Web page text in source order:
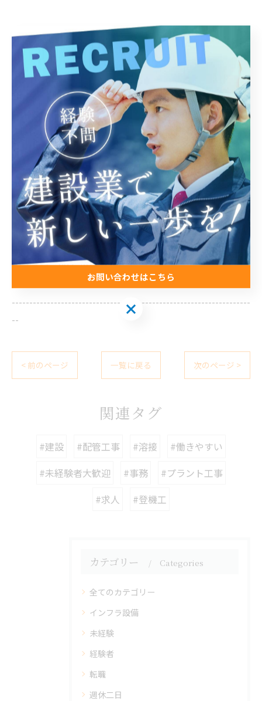
--------------------------------------------------------------------
--
株式会社登機工
住所 : 福岡県遠賀郡水巻町頃末南3丁目32-17-4
電話番号 :093-701-7340
--------------------------------------------------------------------
--
< 前のページ 一覧に戻る 次のページ >
関連タグ
#建設 #配管工事 #溶接
#働きやすい
#未経験者大歓迎
#事務
#プラント工事
#求人
#登機工
カテゴリー Categories
全てのカテゴリー
インフラ設備
未経験
経験者
転職
週休二日
お問い合わせはこちら
お問い合わせはこちら